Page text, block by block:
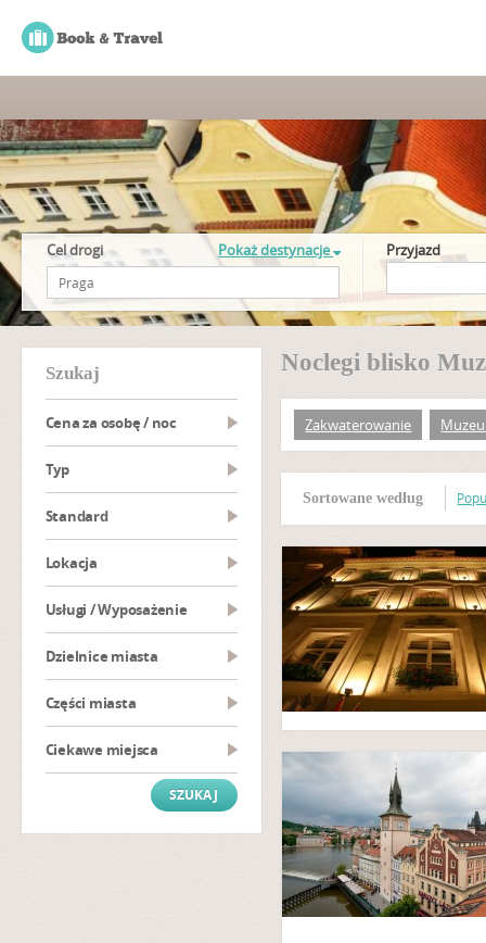
Cel drogi Pokaż destynacje Przyjazd
szukaj
Cena za osobę / noc
Typ
Standard
Lokacja
Usługi / Wyposażenie
Dzielnice miasta
Części miasta
Ciekawe miejsca
Noclegi blisko
Zakwaterowanie
Sortowane według